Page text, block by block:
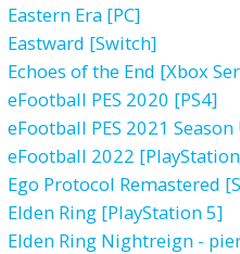
Eastern Era [PC]
Eastward [Switch]
Echoes of the End [Xbox
eFootball PES 2020 [PS4]
eFootball PES 2021
eFootball 2022
Ego Protocol Remastered
Elden Ring [PlayStation 5]
Elden Ring Nightreign -